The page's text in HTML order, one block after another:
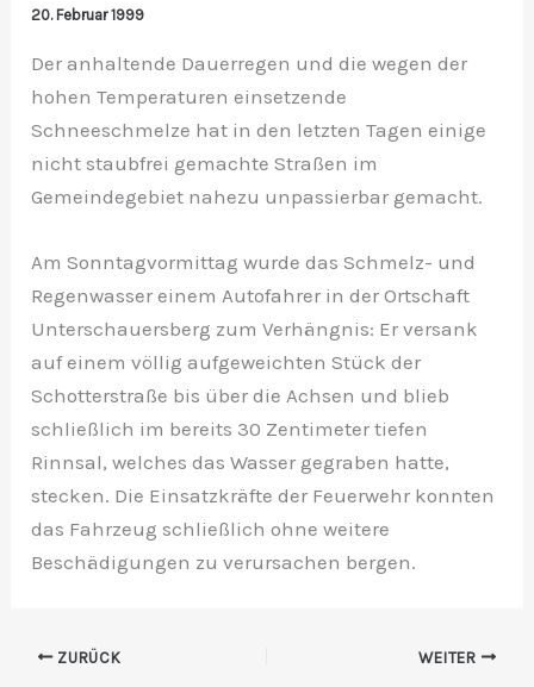
20. Februar 1999
Der anhaltende Dauerregen und die wegen der
hohen Temperaturen einsetzende
Schneeschmelze hat in den letzten Tagen einige
nicht staubfrei gemachte Straßen im
Gemeindegebiet nahezu unpassierbar gemacht.
Am Sonntagvormittag wurde das Schmelz- und
Regenwasser einem Autofahrer in der Ortschaft
Unterschauersberg zum Verhängnis: Er versank
auf einem völlig aufgeweichten Stück der
Schotterstraße bis über die Achsen und blieb
schließlich im bereits 30 Zentimeter tiefen
Rinnsal, welches das Wasser gegraben hatte,
stecken. Die Einsatzkräfte der Feuerwehr konnten
das Fahrzeug schließlich ohne weitere
Beschädigungen zu verursachen bergen.
ZURÜCK WEITER